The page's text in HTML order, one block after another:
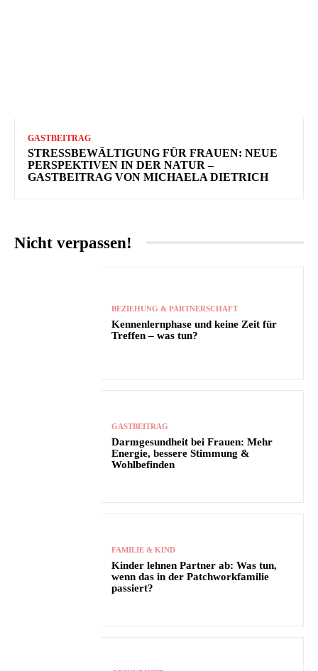
GASTBEITRAG
STRESSBEWÄLTIGUNG FÜR FRAUEN: NEUE
PERSPEKTIVEN IN DER NATUR –
GASTBEITRAG VON MICHAELA DIETRICH
Nicht verpassen!
BEZIEHUNG & PARTNERSCHAFT
Kennenlernphase und keine Zeit für
Treffen – was tun?
GASTBEITRAG
Darmgesundheit bei Frauen: Mehr
Energie, bessere Stimmung &
Wohlbefinden
FAMILIE & KIND
Kinder lehnen Partner ab: Was tun,
wenn das in der Patchworkfamilie
passiert?